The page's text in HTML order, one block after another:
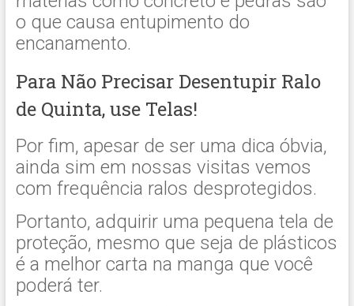
o que causa entupimento do
encanamento.
Para Não Precisar Desentupir Ralo
de Quinta, use Telas!
Por fim, apesar de ser uma dica óbvia,
ainda sim em nossas visitas vemos
com frequência ralos desprotegidos.
Portanto, adquirir uma pequena tela de
proteção, mesmo que seja de plásticos
é a melhor carta na manga que você
poderá ter.